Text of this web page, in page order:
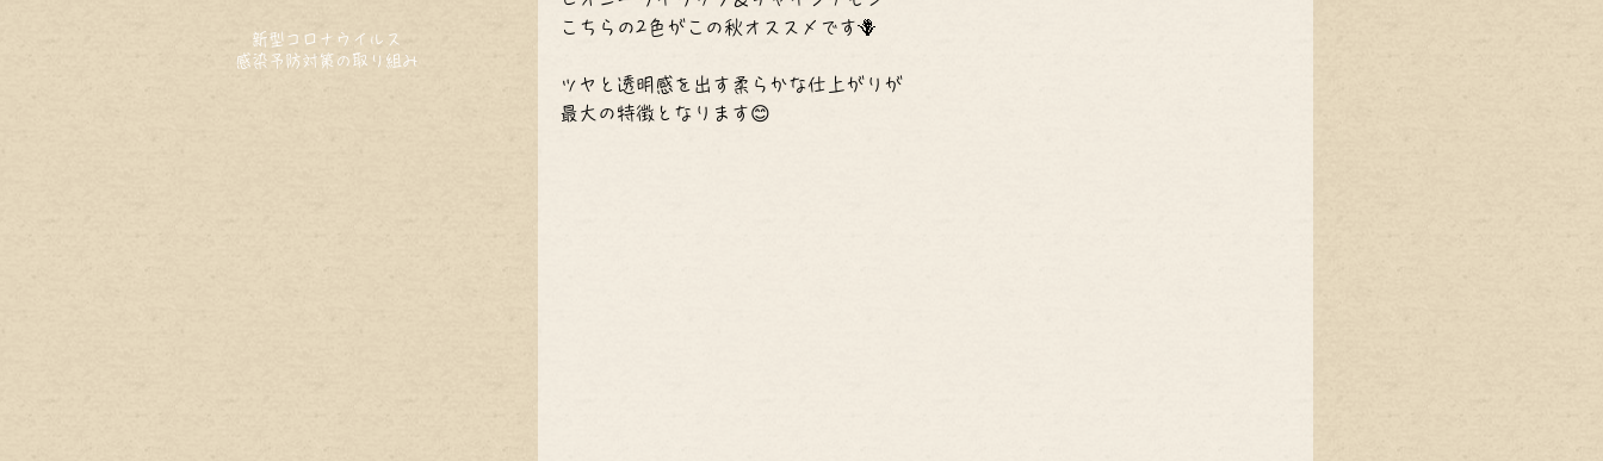
こちらの2色がこの秋オススメです🪻
ツヤと透明感を出す柔らかな仕上がりが
最大の特徴となります😊
新型コロナウイルス
感染予防対策の取り組み